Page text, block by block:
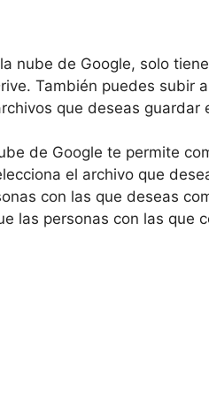
nube de Google, solo
También puedes subir
que deseas guardar
de Google te permite
el archivo que
con las que deseas
las personas con las que